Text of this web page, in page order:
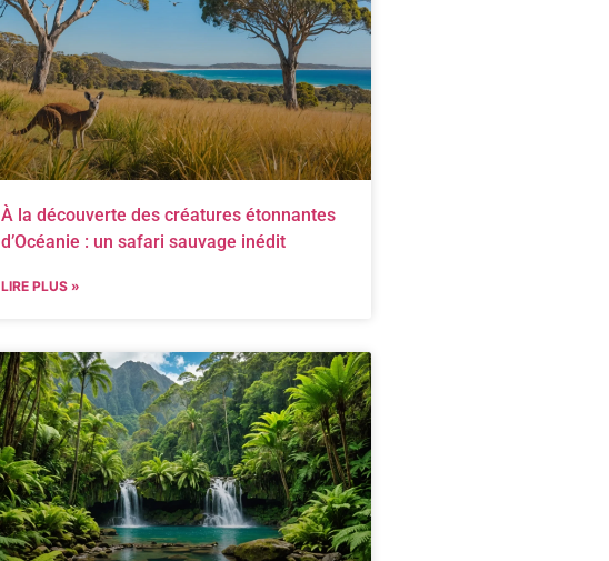
À la découverte des créatures étonnantes
d’Océanie : un safari sauvage inédit
LIRE PLUS »